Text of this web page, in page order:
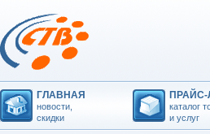
ГЛАВНАЯ
новости,
скидки
каталог
и услуг